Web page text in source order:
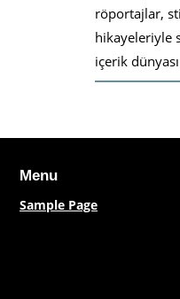
röportajlar,
hikayeleriyle
içerik
Menu
Sample Page